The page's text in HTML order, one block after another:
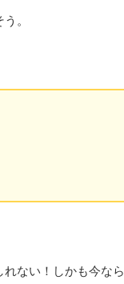
。
ない！しかも今なら